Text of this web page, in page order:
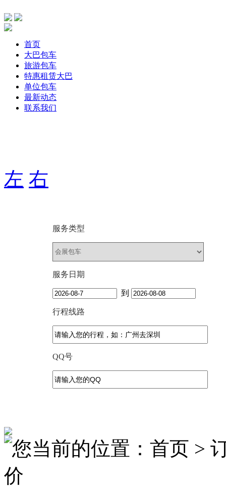
首页
大巴包车
旅游包车
特惠租赁大巴
单位包车
最新动态
联系我们
左 右
服务类型
服务日期
到
行程线路
QQ号
您当前的位置：首页 >
价